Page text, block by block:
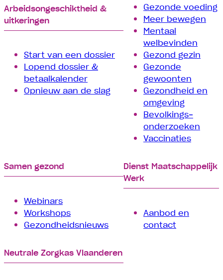
Arbeids­­ongeschiktheid &
uitkeringen
Start van een dossier
Lopend dossier &
betaalkalender
Opnieuw aan de slag
Gezonde voeding
Meer bewegen
Mentaal
welbevinden
Gezond gezin
Gezonde
gewoonten
Gezondheid en
omgeving
Bevolkings­
onderzoeken
Vaccinaties
Samen gezond
Webinars
Workshops
Gezondheidsnieuws
Dienst Maatschappelijk
Werk
Aanbod en
contact
Neutrale Zorgkas Vlaanderen